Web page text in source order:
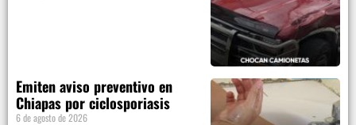
Emiten aviso preventivo en
Chiapas por ciclosporiasis
6 de agosto de 2026